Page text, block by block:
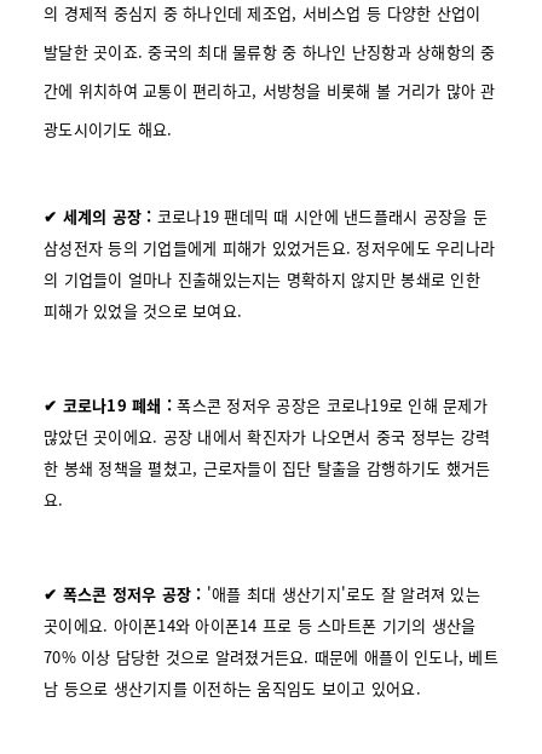
의 경제적 중심지 중 하나인데 제조업, 서비스업 등 다양한 산업이
발달한 곳이죠. 중국의 최대 물류항 중 하나인 난징항과 상해항의 중
간에 위치하여 교통이 편리하고, 서방청을 비롯해 볼 거리가 많아 관
광도시이기도 해요.
✔ 세계의 공장 : 코로나19 팬데믹 때 시안에 낸드플래시 공장을 둔
삼성전자 등의 기업들에게 피해가 있었거든요. 정저우에도 우리나라
의 기업들이 얼마나 진출해있는지는 명확하지 않지만 봉쇄로 인한
피해가 있었을 것으로 보여요.
✔ 코로나19 폐쇄 :폭스콘 정저우 공장은 코로나19로 인해 문제가
많았던 곳이에요. 공장 내에서 확진자가 나오면서 중국 정부는 강력
한 봉쇄 정책을 펼쳤고, 근로자들이 집단 탈출을 감행하기도 했거든
요.
✔ 폭스콘 정저우 공장 : '애플 최대 생산기지'로도 잘 알려져 있는
곳이에요. 아이폰14와 아이폰14 프로 등 스마트폰 기기의 생산을
70% 이상 담당한 것으로 알려졌거든요. 때문에 애플이 인도나, 베트
남 등으로 생산기지를 이전하는 움직임도 보이고 있어요.